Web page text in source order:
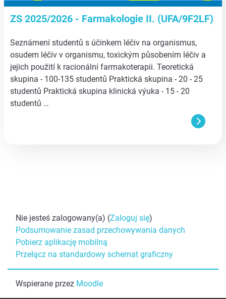
ZS 2025/2026 - Farmakologie II. (UFA/9F2LF)
Seznámení studentů s účinkem léčiv na organismus,
osudem léčiv v organismu, toxickým působením léčiv a
jejich použití k racionální farmakoterapii. Teoretická
skupina - 100-135 studentů Praktická skupina - 20 - 25
studentů Praktická skupina klinická výuka - 15 - 20
studentů …
Nie jesteś zalogowany(a) (Zaloguj się)
Podsumowanie zasad przechowywania danych
Pobierz aplikację mobilną
Przełącz na standardowy schemat graficzny
Wspierane przez Moodle